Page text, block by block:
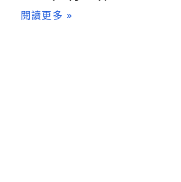
閱讀更多 »